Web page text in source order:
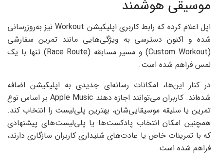
موسیقی هوشمند
اپل اعلام کرده که رابط کاربری اپلیکیشن Workout نیز به‌روزرسانی
شده و اکنون دسترسی به ویژگی‌هایی مانند تمرین سفارشی
(Custom Workout) و مسیر مسابقه (Race Route) تنها با یک
لمس فراهم شده است.
در کنار این‌ها، امکانات رسانه‌ای جدیدی به اپلیکیشن اضافه
شده‌اند. کاربران می‌توانند اجازه دهند Apple Music بر اساس نوع
تمرین یا سلیقه موسیقایی‌شان، بهترین پلی‌لیست را انتخاب کند.
همچنین امکان انتخاب پادکست‌ها یا پلی‌لیست‌های پیشنهادی
که با تمرینات خاص یا عادت‌های شنیداری‌ کاربران سازگاری دارند،
فراهم شده است.